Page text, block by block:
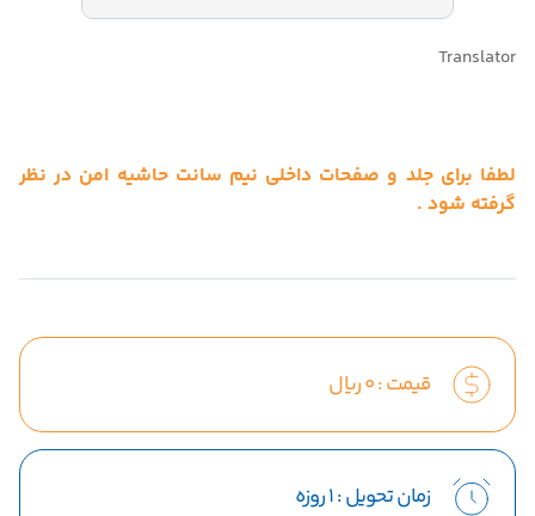
Translator
لطفا برای جلد و صفحات داخلی نیم سانت حاشیه امن در نظر
گرفته شود .
قیمت :0ریال
زمان تحویل :1 روزه